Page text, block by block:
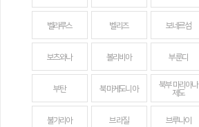
벨라루스 벨리즈 보네르섬
보츠와나 볼리비아 부룬디
부탄 북마케도니아
북부 마리아나
제도
불가리아 브라질 브루나이